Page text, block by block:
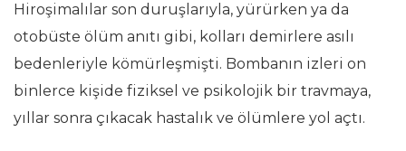
Hiroşimalılar son duruşlarıyla, yürürken ya da
otobüste ölüm anıtı gibi, kolları demirlere asılı
bedenleriyle kömürleşmişti. Bombanın izleri on
binlerce kişide fiziksel ve psikolojik bir travmaya,
yıllar sonra çıkacak hastalık ve ölümlere yol açtı.